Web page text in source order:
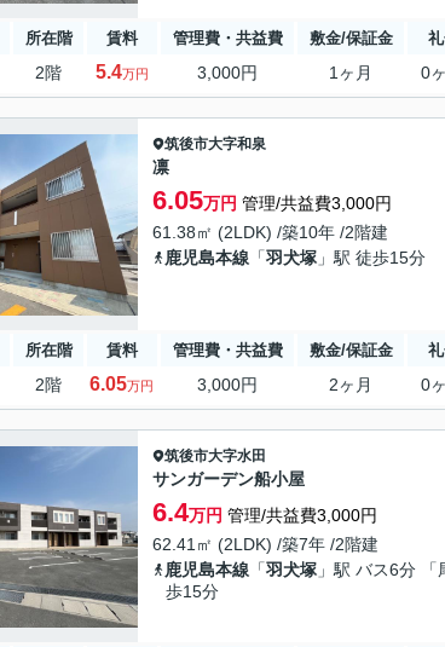
所在階 賃料 管理費・共益費 敷金/保証金
2階 5.4万円 3,000円 1ヶ月 0
筑後市大字和泉
凛
6.05万円 管理/共益費3,000円
61.38㎡ (2LDK) /築10年 /2階建
鹿児島本線 「羽犬塚 」駅 徒歩15分
所在階 賃料 管理費・共益費 敷金/保証金
2階 6.05万円 3,000円 2ヶ月 0
筑後市大字水田
サンガーデン船小屋
6.4万円 管理/共益費3,000円
62.41㎡ (2LDK) /築7年 /2階建
鹿児島本線 「羽犬塚 」駅 バス6分 「
歩15分